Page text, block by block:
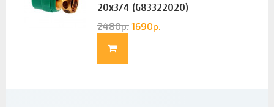
20х3/4 (G83322020)
2480р. 1690р.